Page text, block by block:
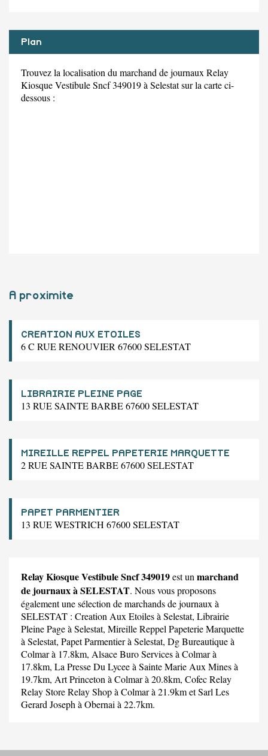
Plan
Trouvez la localisation du marchand de journaux Relay
Kiosque Vestibule Sncf 349019 à Selestat sur la carte ci-
dessous :
A proximite
CREATION AUX ETOILES
6 C RUE RENOUVIER 67600 SELESTAT
LIBRAIRIE PLEINE PAGE
13 RUE SAINTE BARBE 67600 SELESTAT
MIREILLE REPPEL PAPETERIE MARQUETTE
2 RUE SAINTE BARBE 67600 SELESTAT
PAPET PARMENTIER
13 RUE WESTRICH 67600 SELESTAT
Relay Kiosque Vestibule Sncf 349019est un marchand
de journaux à SELESTAT. Nous vous proposons
également une sélection de marchands de journaux à
SELESTAT : Creation Aux Etoilesà Selestat, Librairie
Pleine Pageà Selestat, Mireille Reppel Papeterie Marquette
à Selestat, Papet Parmentierà Selestat, Dg Bureautiqueà
Colmar à 17.8km, Alsace Buro Servicesà Colmar à
17.8km, La Presse Du Lyceeà Sainte Marie Aux Mines à
19.7km, Art Princeton à Colmar à 20.8km, Cofec Relay
Relay Store Relay Shopà Colmar à 21.9km etSarl Les
Gerard Joseph à Obernai à 22.7km.